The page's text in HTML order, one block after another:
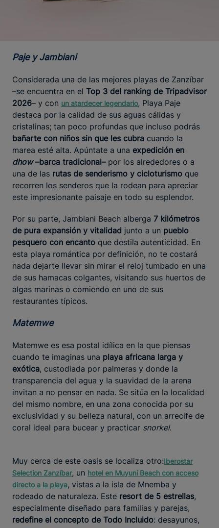
Paje y Jambiani
Considerada una de las mejores playas de Zanzíbar
–se encuentra en el Top 3 del ranking de Tripadvisor
2026– y con un atardecer legendario, Playa Paje
destaca por la calidad de sus aguas cálidas y
cristalinas; tan poco profundas que incluso podrás
bañarte con niños sin que les cubra cuando la
marea esté alta. Apúntate a una expedición en
dhow–barca tradicional–por los alrededores o a
una de las rutas de senderismo y cicloturismo que
recorren los senderos que la rodean para apreciar
este impresionante paisaje en todo su esplendor.
Por su parte, Jambiani Beach alberga 7 kilómetros
de pura expansión y vitalidad junto a un pueblo
pesquero con encanto que destila autenticidad. En
esta playa romántica por definición, no te costará
nada dejarte llevar sin mirar el reloj tumbado en una
de sus hamacas colgantes, visitando sus huertos de
algas marinas o comiendo en uno de sus
restaurantes típicos.
Matemwe
Matemwe es esa postal idílica en la que piensas
cuando te imaginas una playa africana larga y
exótica, custodiada por palmeras y donde la
transparencia del agua y la suavidad de la arena
invitan a no pensar en nada. Se sitúa en la localidad
del mismo nombre, en una zona conocida por su
exclusividad y su belleza natural, con un arrecife de
coral ideal para bucear y practicar snorkel.
Muy cerca de este oasis se localiza otro:Iberostar
Selection Zanzíbar, un hotel en Muyuni Beach con acceso
directo a la playa, vistas a la isla de Mnemba y
rodeado de naturaleza. Este resort de 5 estrellas,
especialmente diseñado para familias y parejas,
redefine el concepto de Todo Incluido: desayunos,